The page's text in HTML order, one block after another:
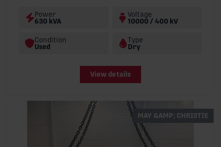
Power
630 kVA
Voltage
10000 / 400 kV
Condition
Used
Type
Dry
View details
MAY &AMP; CHRISTIE